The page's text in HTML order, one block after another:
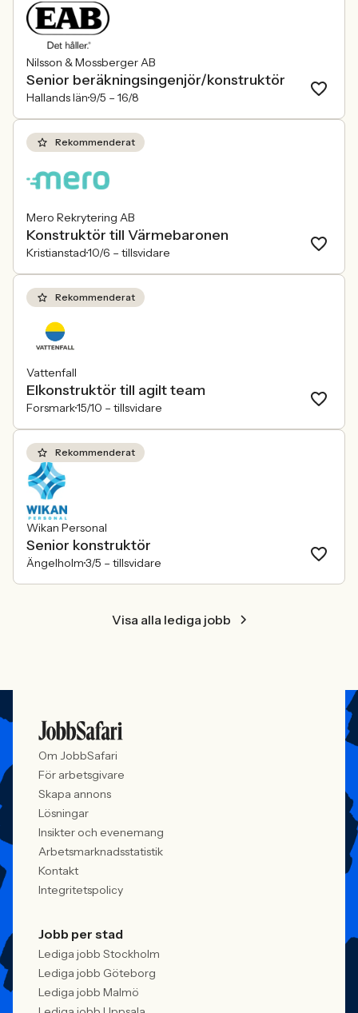
praktiken.
Nilsson & Mossberger AB
Senior beräkningsingenjör/konstruktör
Hallands län 9/5 – 16/8
Rekommenderat
Mero Rekrytering AB
Konstruktör till Värmebaronen
Kristianstad10/6 – tillsvidare
Rekommenderat
Vattenfall
Elkonstruktör till agilt team
Forsmark15/10 – tillsvidare
Rekommenderat
Wikan Personal
Senior konstruktör
Ängelholm3/5 – tillsvidare
Visa alla lediga jobb
Om JobbSafari
För arbetsgivare
Skapa annons
Lösningar
Insikter och evenemang
Arbetsmarknadsstatistik
Kontakt
Integritetspolicy
Jobb per stad
Lediga jobb Stockholm
Lediga jobb Göteborg
Lediga jobb Malmö